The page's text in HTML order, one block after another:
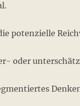
potenzielle
oder